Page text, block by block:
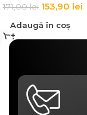
171,00lei 153,90 lei
Adaugă în coș